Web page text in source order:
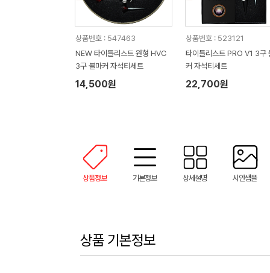
상품번호 : 547463
NEW 타이틀리스트 원형 HVC
3구 볼마커 자석티세트
14,500원
상품번호 : 523121
타이틀리스트 PRO V1 3구
커 자석티세트
22,700원
상품정보 기본정보 상세설명 시안샘플
상품 기본정보